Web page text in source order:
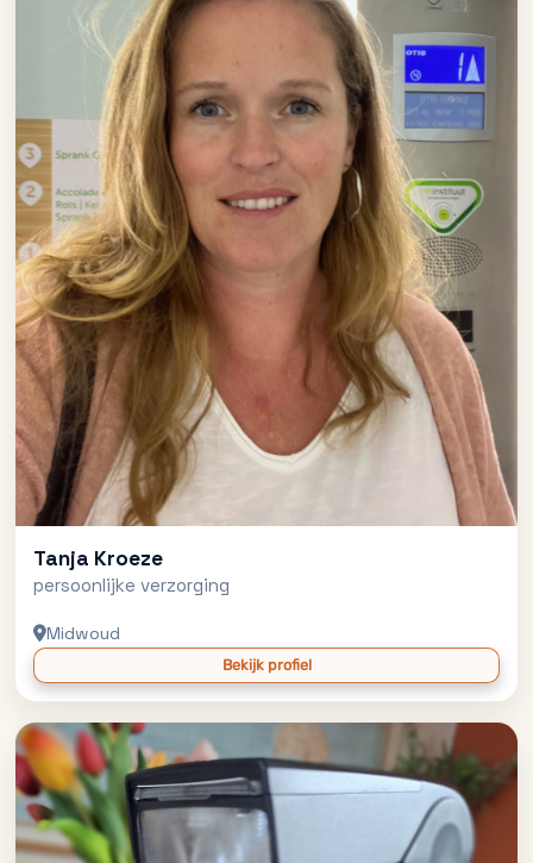
Tanja Kroeze
persoonlijke verzorging
Midwoud
Bekijk profiel